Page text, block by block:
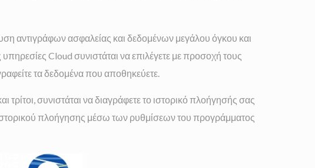
αντιγράφων ασφαλείας και δεδομένων μεγάλου όγκου και
Cloud συνιστάται να επιλέγετε με προσοχή τους
τα δεδομένα που αποθηκεύετε.
συνιστάται να διαγράφετε το ιστορικό πλοήγησής σας
πλοήγησης μέσω των ρυθμίσεων του προγράμματος